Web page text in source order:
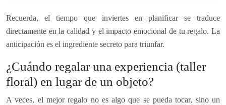
Recuerda, el tiempo que inviertes en planificar se traduce
directamente en la calidad y el impacto emocional de tu regalo. La
anticipación es el ingrediente secreto para triunfar.
¿Cuándo regalar una experiencia (taller
floral) en lugar de un objeto?
A veces, el mejor regalo no es algo que se pueda tocar, sino un